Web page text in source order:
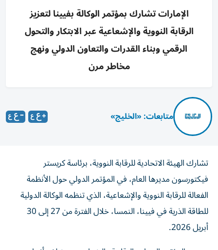
الإمارات تشارك بمؤتمر الوكالة بفيينا لتعزيز
الرقابة النووية والإشعاعية عبر الابتكار والتحول
الرقمي وبناء القدرات والتعاون الدولي ونهج
مخاطر مرن
متابعات: «الخليج»
تشارك الهيئة الاتحادية للرقابة النووية، برئاسة كريستر
فيكتورسون مديرها العام، في المؤتمر الدولي حول الأنظمة
الفعالة للرقابة النووية والإشعاعية، الذي تنظمه الوكالة الدولية
للطاقة الذرية في فيينا، النمسا، خلال الفترة من 27 إلى 30
أبريل 2026.